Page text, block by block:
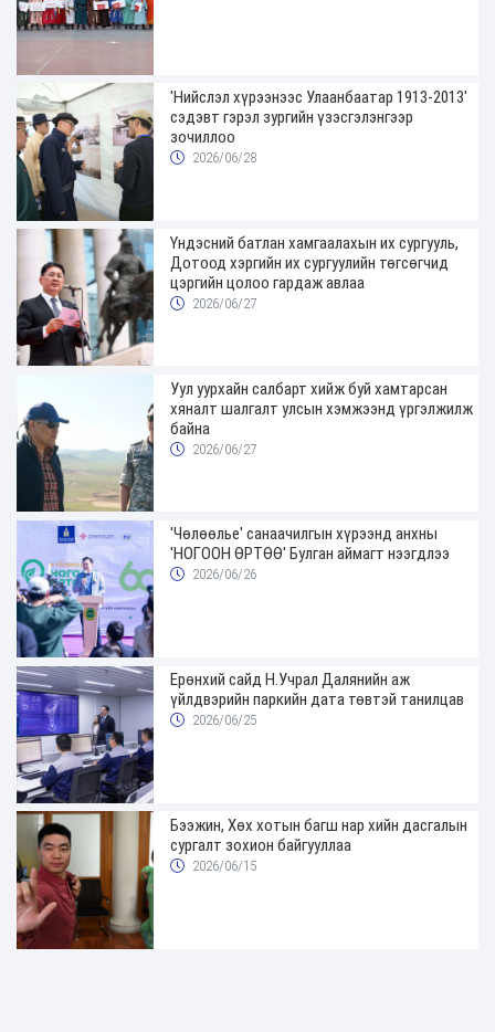
'Нийслэл хүрээнээс Улаанбаатар 1913-2013'
сэдэвт гэрэл зургийн үзэсгэлэнгээр
зочиллоо
2026/06/28
Үндэсний батлан хамгаалахын их сургууль,
Дотоод хэргийн их сургуулийн төгсөгчид
цэргийн цолоо гардаж авлаа
2026/06/27
Уул уурхайн салбарт хийж буй хамтарсан
хяналт шалгалт улсын хэмжээнд үргэлжилж
байна
2026/06/27
'Чөлөөлье' санаачилгын хүрээнд анхны
'НОГООН ӨРТӨӨ' Булган аймагт нээгдлээ
2026/06/26
Ерөнхий сайд Н.Учрал Далянийн аж
үйлдвэрийн паркийн дата төвтэй танилцав
2026/06/25
Бээжин, Хөх хотын багш нар хийн дасгалын
сургалт зохион байгууллаа
2026/06/15